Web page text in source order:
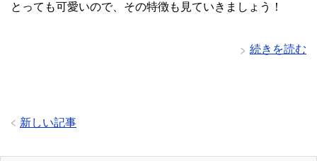
とっても可愛いので、その特徴も見ていきましょう！
続きを読む
新しい記事